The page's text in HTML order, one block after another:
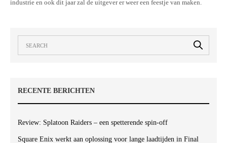
industrie en ook dit jaar zal de uitgever er weer een feestje van maken.
RECENTE BERICHTEN
Review: Splatoon Raiders – een spetterende spin-off
Square Enix werkt aan oplossing voor lange laadtijden in Final